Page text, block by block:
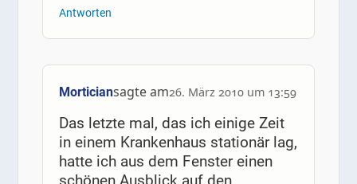
Antworten
Morticiansagte am26. März 2010 um 13:59
Das letzte mal, das ich einige Zeit
in einem Krankenhaus stationär lag,
hatte ich aus dem Fenster einen